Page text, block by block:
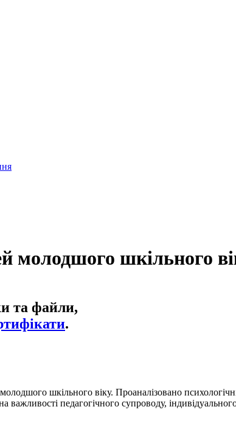
молодшого шкільного
та файли,
.
шкільного віку. Проаналізовано
педагогічного супроводу,